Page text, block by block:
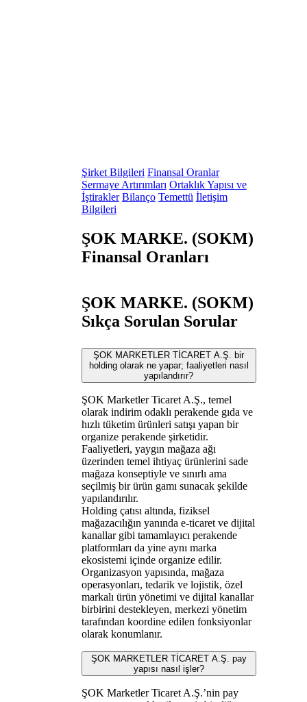
Şirket Bilgileri Finansal Oranlar
Sermaye Artırımları Ortaklık Yapısı ve
İştirakler Bilanço Temettü İletişim
Bilgileri
ŞOK MARKE. (SOKM)
Finansal Oranları
ŞOK MARKE. (SOKM)
Sıkça Sorulan Sorular
ŞOK MARKETLER TİCARET A.Ş. bir
holding olarak ne yapar; faaliyetleri nasıl
yapılandırır?
ŞOK Marketler Ticaret A.Ş., temel
olarak indirim odaklı perakende gıda ve
hızlı tüketim ürünleri satışı yapan bir
organize perakende şirketidir.
Faaliyetleri, yaygın mağaza ağı
üzerinden temel ihtiyaç ürünlerini sade
mağaza konseptiyle ve sınırlı ama
seçilmiş bir ürün gamı sunacak şekilde
yapılandırılır.
Holding çatısı altında, fiziksel
mağazacılığın yanında e-ticaret ve dijital
kanallar gibi tamamlayıcı perakende
platformları da yine aynı marka
ekosistemi içinde organize edilir.
Organizasyon yapısında, mağaza
operasyonları, tedarik ve lojistik, özel
markalı ürün yönetimi ve dijital kanallar
birbirini destekleyen, merkezi yönetim
tarafından koordine edilen fonksiyonlar
olarak konumlanır.
ŞOK MARKETLER TİCARET A.Ş. pay
yapısı nasıl işler?
ŞOK Marketler Ticaret A.Ş.’nin pay